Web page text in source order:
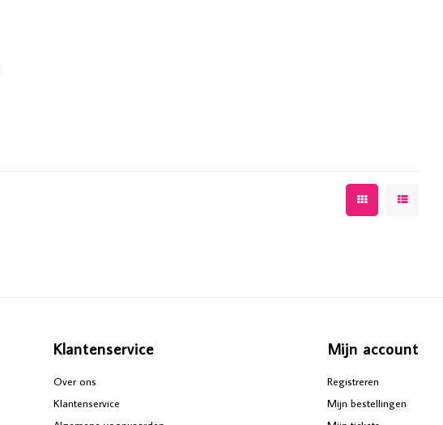
Klantenservice
Over ons
Klantenservice
Mijn account
Registreren
Mijn bestellingen